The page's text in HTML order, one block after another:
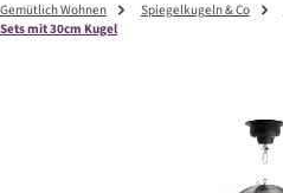
Gemütlich Wohnen Spiegelkugeln & Co
Sets mit 30cm Kugel